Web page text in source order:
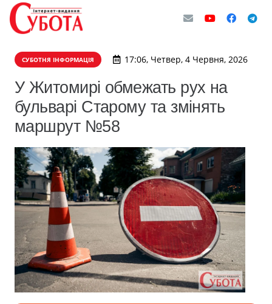
СУБОТНЯ ІНФОРМАЦІЯ 17:06, Четвер, 4 Червня, 2026
У Житомирі обмежать рух на
бульварі Старому та змінять
маршрут №58